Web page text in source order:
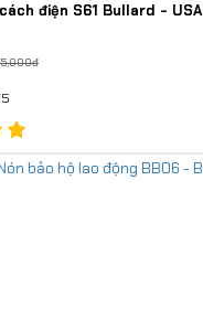
điện S61 Bullard - USA